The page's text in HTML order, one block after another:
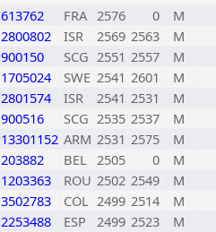
613762 FRA 2576 0 M
2800802 ISR 2569 2563 M
900150 SCG 2551 2557 M
1705024 SWE 2541 2601 M
2801574 ISR 2541 2531 M
900516 SCG 2535 2537 M
13301152 ARM 2531 2575 M
203882 BEL 2505 0 M
1203363 ROU 2502 2549 M
3502783 COL 2499 2514 M
2253488 ESP 2499 2523 M